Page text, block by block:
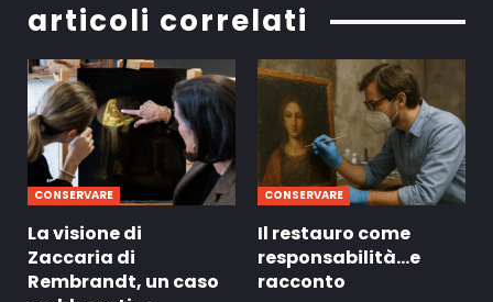
articoli correlati
CONSERVARE
La visione di
Zaccaria di
Rembrandt, un caso
CONSERVARE
Il restauro come
responsabilità…e
racconto